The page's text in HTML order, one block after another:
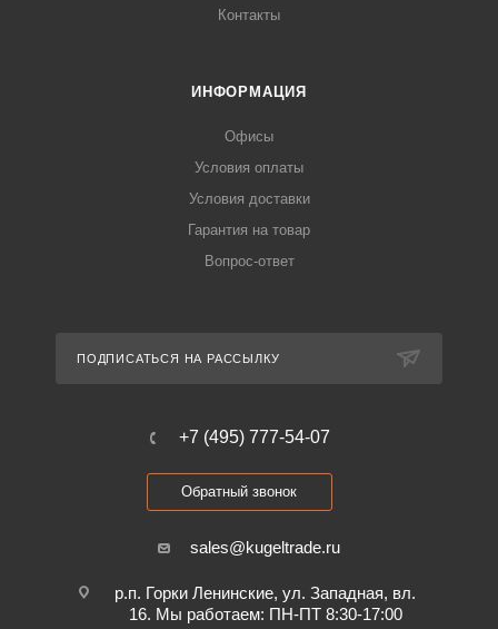
Контакты
ИНФОРМАЦИЯ
Офисы
Условия оплаты
Условия доставки
Гарантия на товар
Вопрос-ответ
ПОДПИСАТЬСЯ НА РАССЫЛКУ
+7 (495) 777-54-07
Обратный звонок
sales@kugeltrade.ru
р.п. Горки Ленинские, ул. Западная, вл.
16. Мы работаем: ПН-ПТ 8:30-17:00